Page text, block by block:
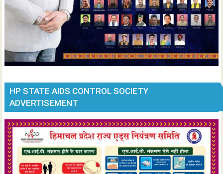
HP STATE AIDS CONTROL SOCIETY
ADVERTISEMENT